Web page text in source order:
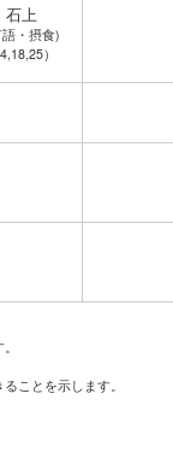
石上
・摂食)
4,18,25）
ことを示します。